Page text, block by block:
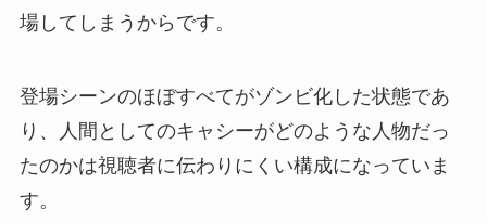
場してしまうからです。
登場シーンのほぼすべてがゾンビ化した状態であ
り、人間としてのキャシーがどのような人物だっ
たのかは視聴者に伝わりにくい構成になっていま
す。